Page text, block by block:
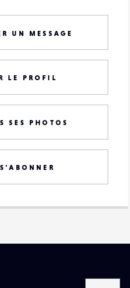
UN MESSAGE
LE PROFIL
SES PHOTOS
S'ABONNER